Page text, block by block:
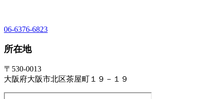
06-6376-6823
所在地
〒530-0013
大阪府大阪市北区茶屋町１９－１９